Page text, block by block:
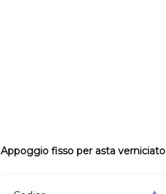
Appoggio fisso per asta verniciato